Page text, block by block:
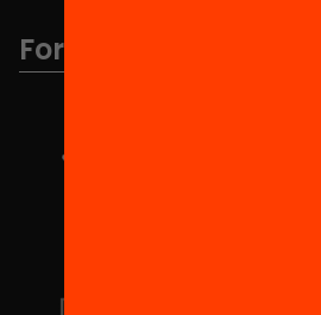
Formamos parte de...